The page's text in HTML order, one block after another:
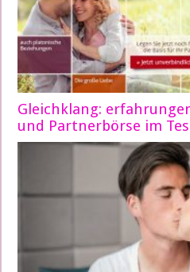
Gleichklang:
und Partnerbörse im